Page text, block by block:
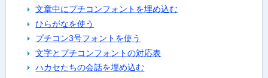
文章中にプチコンフォントを埋め込む
ひらがなを使う
プチコン3号フォントを使う
文字とプチコンフォントの対応表
ハカセたちの会話を埋め込む